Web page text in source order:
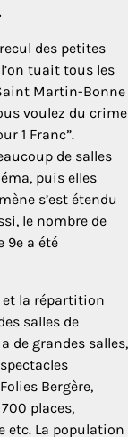
des petites
tuait tous les
Martin-Bonne
voulez du crime
1 Franc”.
de salles
puis elles
s’est étendu
le nombre de
9e a été
et la répartition
salles de
de grandes salles,
Bergère,
places,
etc. La population